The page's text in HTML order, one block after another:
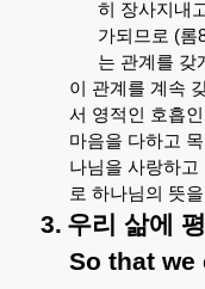
히 장사지내
가되므로 (롬
는 관계를 갖
이
관계를 계속
서 영적인 호흡인
마음을 다하고
나님을 사랑하고
로 하나님의 뜻을
3. 우리 삶에
So that we